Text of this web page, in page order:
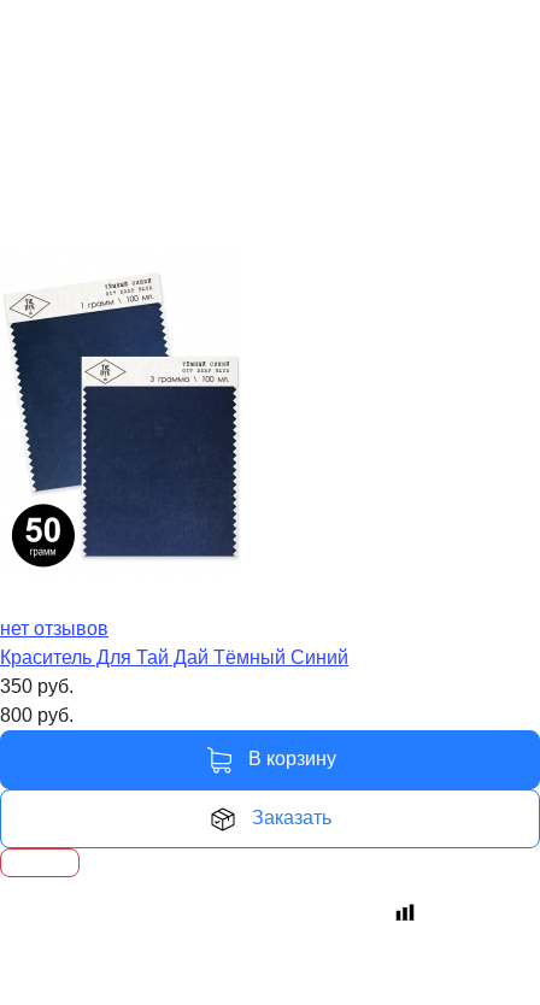
нет отзывов
Краситель Для Тай Дай Тёмный Синий
350 руб.
800 руб.
В корзину
Заказать